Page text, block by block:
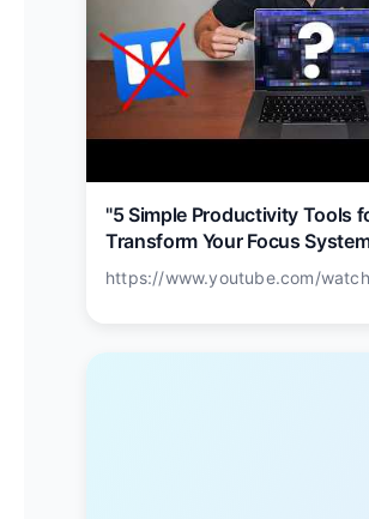
"5 Simple Productivity Tools
Transform Your Focus
https://www.youtube.com/